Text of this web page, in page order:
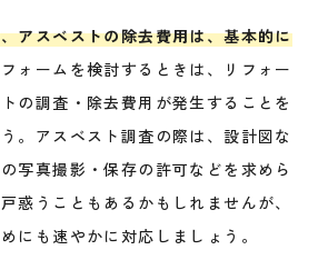
アスベストの除去費用は、基本的に
ォームを検討するときは、リフォー
の調査・除去費用が発生することを
。アスベスト調査の際は、設計図な
写真撮影・保存の許可などを求めら
惑うこともあるかもしれませんが、
にも速やかに対応しましょう。